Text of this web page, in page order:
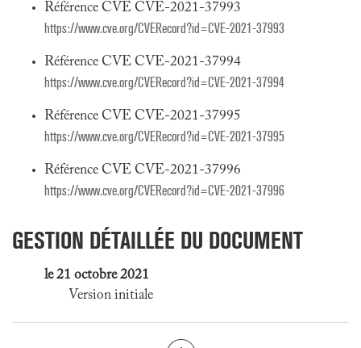
Référence CVE CVE-2021-37993
https://www.cve.org/CVERecord?id=CVE-2021-37993
Référence CVE CVE-2021-37994
https://www.cve.org/CVERecord?id=CVE-2021-37994
Référence CVE CVE-2021-37995
https://www.cve.org/CVERecord?id=CVE-2021-37995
Référence CVE CVE-2021-37996
https://www.cve.org/CVERecord?id=CVE-2021-37996
GESTION DÉTAILLÉE DU DOCUMENT
le 21 octobre 2021
Version initiale